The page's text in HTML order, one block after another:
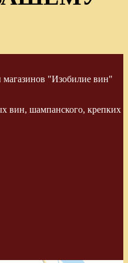
магазинов "Изобилие вин"
вин, шампанского, крепких